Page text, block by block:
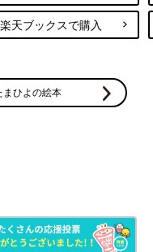
NICUのある病院での出
の話し合いで、妊婦健診
た。その総合病院では、
療や検査をするわけでも
しますか？という話もあ
楽天ブックスで購入
まひよの絵本